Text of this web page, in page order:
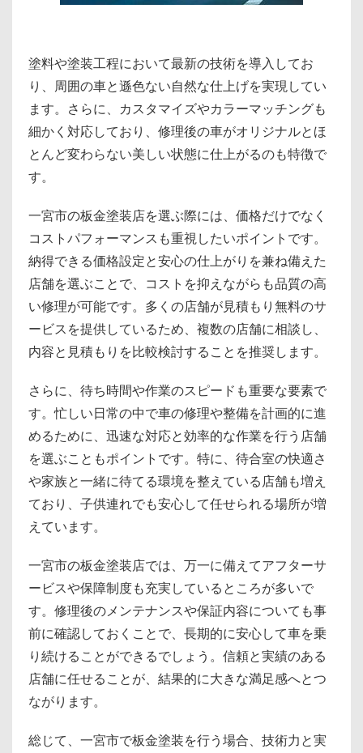
塗料や塗装工程において最新の技術を導入してお
り、周囲の車と遜色ない自然な仕上げを実現してい
ます。さらに、カスタマイズやカラーマッチングも
細かく対応しており、修理後の車がオリジナルとほ
とんど変わらない美しい状態に仕上がるのも特徴で
す。
一宮市の板金塗装店を選ぶ際には、価格だけでなく
コストパフォーマンスも重視したいポイントです。
納得できる価格設定と安心の仕上がりを兼ね備えた
店舗を選ぶことで、コストを抑えながらも品質の高
い修理が可能です。多くの店舗が見積もり無料のサ
ービスを提供しているため、複数の店舗に相談し、
内容と見積もりを比較検討することを推奨します。
さらに、待ち時間や作業のスピードも重要な要素で
す。忙しい日常の中で車の修理や整備を計画的に進
めるために、迅速な対応と効率的な作業を行う店舗
を選ぶこともポイントです。特に、待合室の快適さ
や家族と一緒に待てる環境を整えている店舗も増え
ており、子供連れでも安心して任せられる場所が増
えています。
一宮市の板金塗装店では、万一に備えてアフターサ
ービスや保障制度も充実しているところが多いで
す。修理後のメンテナンスや保証内容についても事
前に確認しておくことで、長期的に安心して車を乗
り続けることができるでしょう。信頼と実績のある
店舗に任せることが、結果的に大きな満足感へとつ
ながります。
総じて、一宮市で板金塗装を行う場合、技術力と実